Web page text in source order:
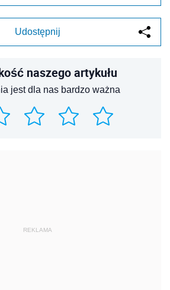
Udostępnij
naszego artykułu
jest dla nas bardzo ważna
REKLAMA